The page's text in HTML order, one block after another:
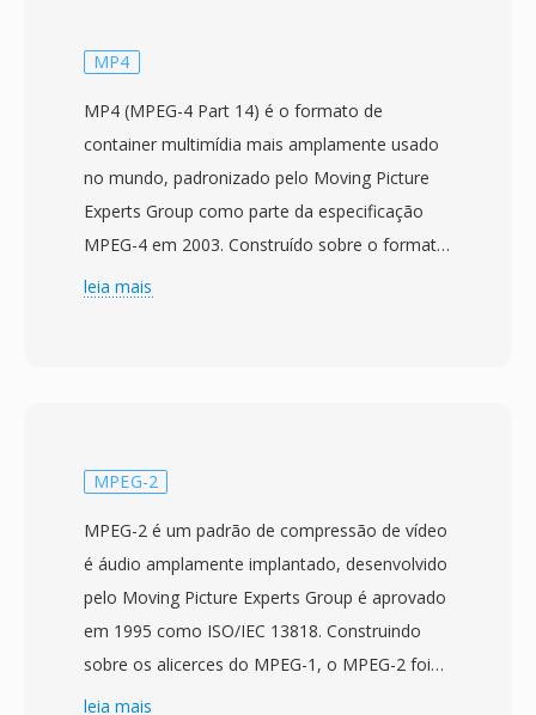
MP4
MP4 (MPEG-4 Part 14) é o formato de
container multimídia mais amplamente usado
no mundo, padronizado pelo Moving Picture
Experts Group como parte da especificação
MPEG-4 em 2003. Construído sobre o formato
de mídia base ISO (MPEG-4 Part 12), que por
H.264 ou H.265 com áudio AAC, embora
alternativos incluindo AV1, VP9, MPEG-4 Visual,
AC-3 e ALAC. O design suporta recursos
avançados como dicas de streaming para
marcadores de capitulo, múltiplas faixas de
leia mais
MPEG-2
MPEG-2 é um padrão de compressão de vídeo
é áudio amplamente implantado, desenvolvido
pelo Moving Picture Experts Group é aprovado
em 1995 como ISO/IEC 13818. Construindo
sobre os alicerces do MPEG-1, o MPEG-2 foi
projetado para lidar com taxas de bits é
leia mais